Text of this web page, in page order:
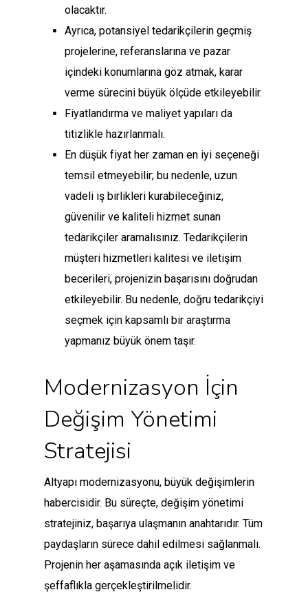
olacaktır.
Ayrıca, potansiyel tedarikçilerin geçmiş
projelerine, referanslarına ve pazar
içindeki konumlarına göz atmak, karar
verme sürecini büyük ölçüde etkileyebilir.
Fiyatlandırma ve maliyet yapıları da
titizlikle hazırlanmalı.
En düşük fiyat her zaman en iyi seçeneği
temsil etmeyebilir; bu nedenle, uzun
vadeli iş birlikleri kurabileceğiniz,
güvenilir ve kaliteli hizmet sunan
tedarikçiler aramalısınız. Tedarikçilerin
müşteri hizmetleri kalitesi ve iletişim
becerileri, projenizin başarısını doğrudan
etkileyebilir. Bu nedenle, doğru tedarikçiyi
seçmek için kapsamlı bir araştırma
yapmanız büyük önem taşır.
Modernizasyon İçin
Değişim Yönetimi
Stratejisi
Altyapı modernizasyonu, büyük değişimlerin
habercisidir. Bu süreçte, değişim yönetimi
stratejiniz, başarıya ulaşmanın anahtarıdır. Tüm
paydaşların sürece dahil edilmesi sağlanmalı.
Projenin her aşamasında açık iletişim ve
şeffaflıkla gerçekleştirilmelidir.